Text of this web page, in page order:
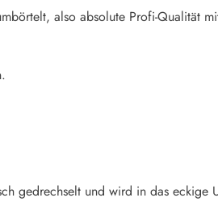
also absolute Profi-Qualität
gedrechselt und wird in das